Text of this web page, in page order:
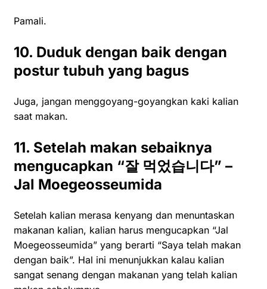
Pamali.
10. Duduk dengan baik dengan
postur tubuh yang bagus
Juga, jangan menggoyang-goyangkan kaki kalian
saat makan.
11. Setelah makan sebaiknya
mengucapkan “잘 먹었습니다” –
Jal Moegeosseumida
Setelah kalian merasa kenyang dan menuntaskan
makanan kalian, kalian harus mengucapkan “Jal
Moegeosseumida” yang berarti “Saya telah makan
dengan baik”. Hal ini menunjukkan kalau kalian
sangat senang dengan makanan yang telah kalian